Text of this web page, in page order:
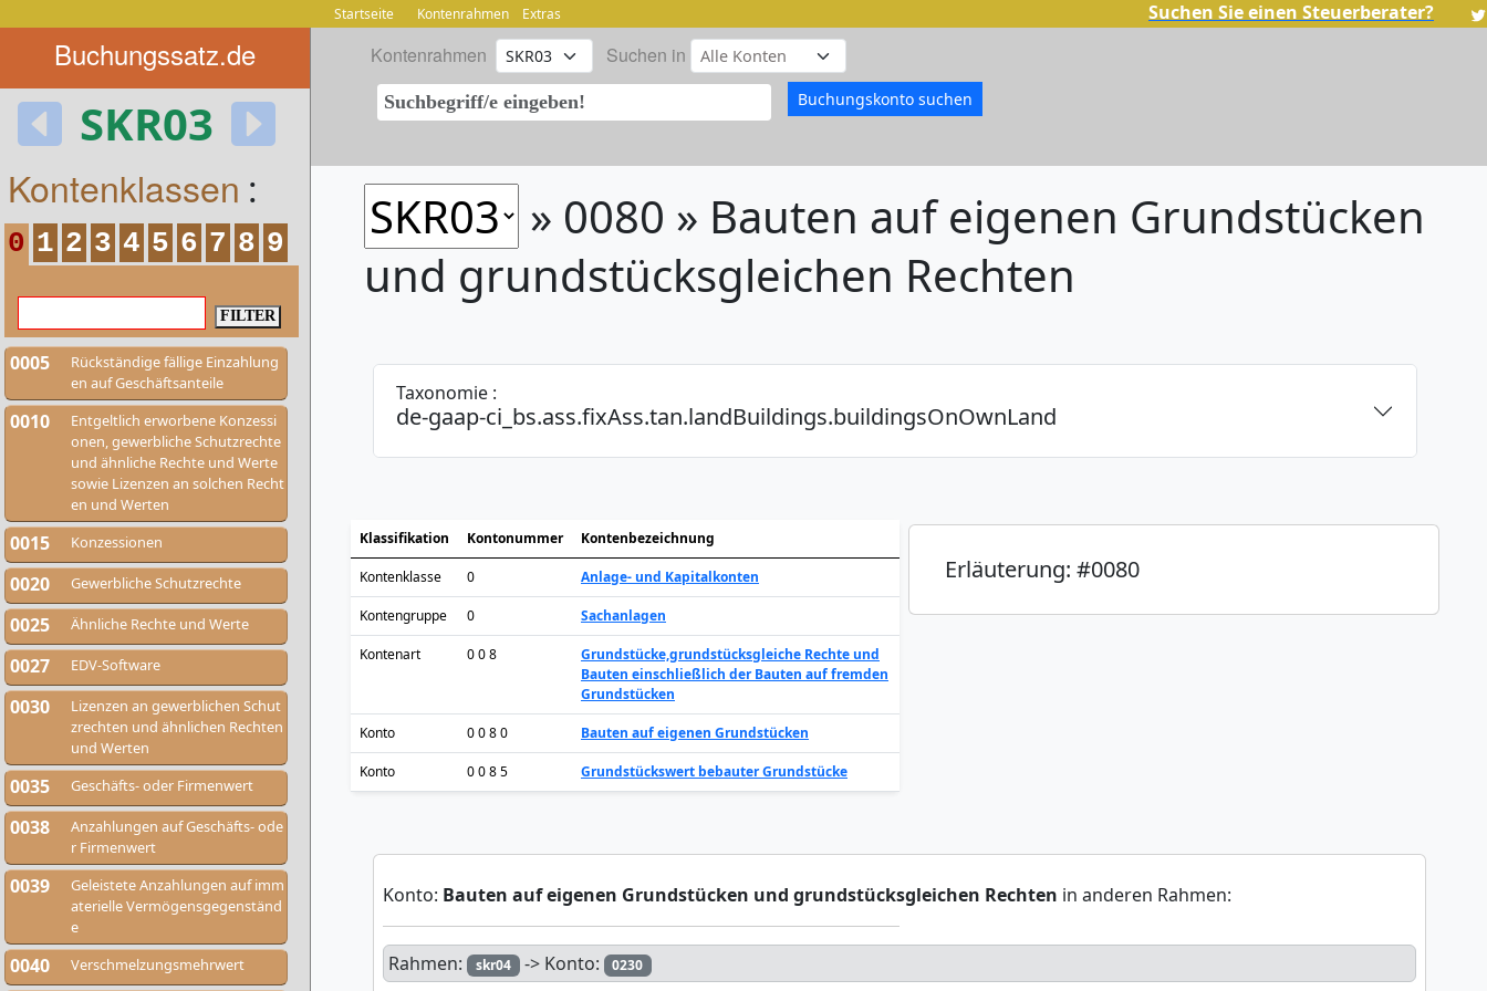
Startseite Kontenrahmen Extras Suchen Sie einen Steuerberater?
Buchungssatz.de
SKR03
Kontenrahmen Suchen in
Kontenklassen :
0 1 2 3 4 5 6 7 8 9
0005
Rückständige fällige Einzahlung
en auf Geschäftsanteile
0010
Entgeltlich erworbene Konzessi
onen, gewerbliche Schutzrechte
und ähnliche Rechte und Werte
sowie Lizenzen an solchen Recht
en und Werten
0015 Konzessionen
0020 Gewerbliche Schutzrechte
0025 Ähnliche Rechte und Werte
0027 EDV-Software
0030
Lizenzen an gewerblichen Schut
zrechten und ähnlichen Rechten
und Werten
0035 Geschäfts- oder Firmenwert
0038
Anzahlungen auf Geschäfts- ode
r Firmenwert
0039
Geleistete Anzahlungen auf imm
aterielle Vermögensgegenständ
e
0040 Verschmelzungsmehrwert
» 0080 » Bauten auf eigenen Grundstücken
und grundstücksgleichen Rechten
Taxonomie :
de-gaap-ci_bs.ass.fixAss.tan.landBuildings.buildingsOnOwnLand
Klassifikation Kontonummer Kontenbezeichnung
Kontenklasse 0 Anlage- und Kapitalkonten
Kontengruppe 0 Sachanlagen
Kontenart 0 0 8
Grundstücke,grundstücksgleiche Rechte und
Bauten einschließlich der Bauten auf fremden
Grundstücken
Konto 0 0 8 0 Bauten auf eigenen Grundstücken
Konto 0 0 8 5 Grundstückswert bebauter Grundstücke
Erläuterung: #0080
Konto: Bauten auf eigenen Grundstücken und grundstücksgleichen Rechten in anderen Rahmen:
Rahmen: skr04 -> Konto: 0230